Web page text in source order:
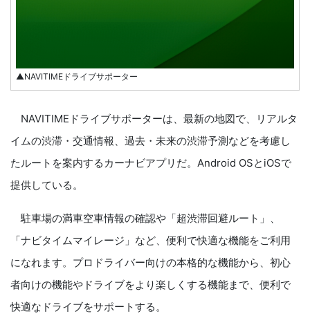
▲NAVITIMEドライブサポーター
NAVITIMEドライブサポーターは、最新の地図で、リアルタ
イムの渋滞・交通情報、過去・未来の渋滞予測などを考慮し
たルートを案内するカーナビアプリだ。Android OSとiOSで
提供している。
駐車場の満車空車情報の確認や「超渋滞回避ルート」、
「ナビタイムマイレージ」など、便利で快適な機能をご利用
になれます。プロドライバー向けの本格的な機能から、初心
者向けの機能やドライブをより楽しくする機能まで、便利で
快適なドライブをサポートする。